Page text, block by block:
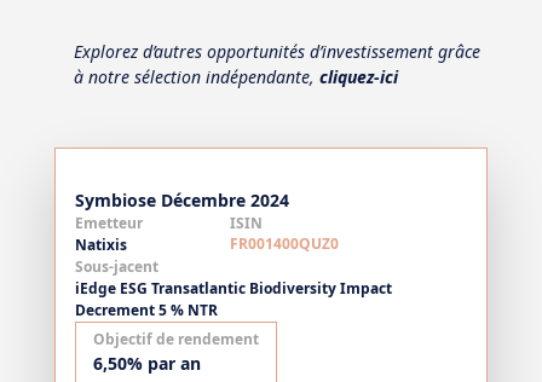
Explorez d’autres opportunités d’investissement grâce
à notre sélection indépendante, cliquez-ici
Symbiose Décembre 2024
Emetteur
Natixis
ISIN
FR001400QUZ0
Sous-jacent
iEdge ESG Transatlantic Biodiversity Impact
Decrement 5 % NTR
Objectif de rendement
6,50% par an